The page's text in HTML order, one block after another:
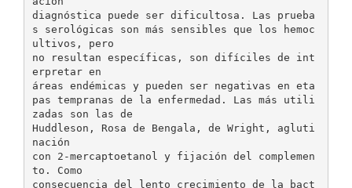
diagnóstica puede ser dificultosa. Las prueba
s serológicas son más sensibles que los hemoc
ultivos, pero
no resultan específicas, son difíciles de int
erpretar en
áreas endémicas y pueden ser negativas en eta
pas tempranas de la enfermedad. Las más utili
zadas son las de
Huddleson, Rosa de Bengala, de Wright, agluti
nación
con 2-mercaptoetanol y fijación del complemen
to. Como
consecuencia del lento crecimiento de la bact